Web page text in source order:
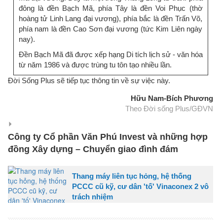
đông là đền Bạch Mã, phía Tây là đền Voi Phục (thờ
hoàng tử Linh Lang đại vương), phía bắc là đền Trấn Võ,
phía nam là đền Cao Sơn đại vương (tức Kim Liên ngày
nay).
Đền Bạch Mã đã được xếp hạng Di tích lịch sử - văn hóa
từ năm 1986 và được trùng tu tôn tạo nhiều lần.
Đời Sống Plus sẽ tiếp tục thông tin về sự việc này.
Hữu Nam-Bích Phương
Theo Đời sống Plus/GĐVN
Công ty Cổ phần Văn Phú Invest và những hợp
đồng Xây dựng – Chuyển giao đình đám
Thang máy liên tục hỏng, hệ thống
PCCC cũ kỹ, cư dân 'tố' Vinaconex 2 vô
trách nhiệm